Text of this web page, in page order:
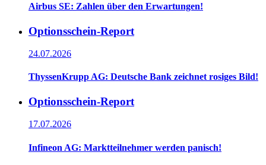
Airbus SE: Zahlen über den Erwartungen!
Optionsschein-Report
24.07.2026
ThyssenKrupp AG: Deutsche Bank zeichnet rosiges Bild!
Optionsschein-Report
17.07.2026
Infineon AG: Marktteilnehmer werden panisch!